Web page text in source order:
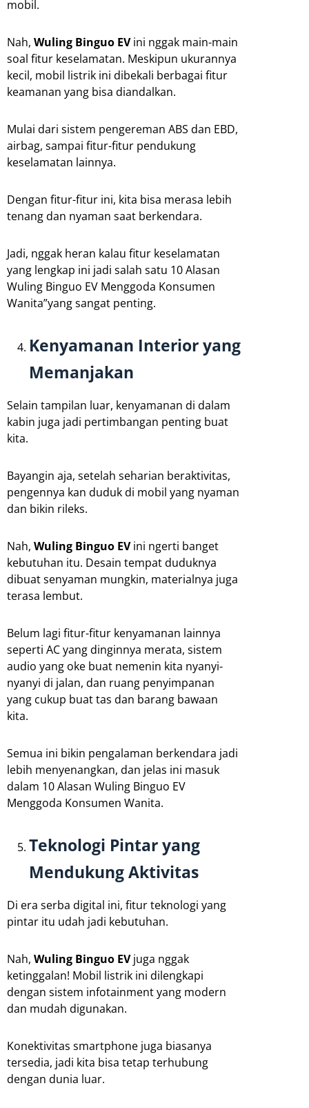
mobil.
Nah, Wuling Binguo EVini nggak main-main
soal fitur keselamatan. Meskipun ukurannya
kecil, mobil listrik ini dibekali berbagai fitur
keamanan yang bisa diandalkan.
Mulai dari sistem pengereman ABS dan EBD,
airbag, sampai fitur-fitur pendukung
keselamatan lainnya.
Dengan fitur-fitur ini, kita bisa merasa lebih
tenang dan nyaman saat berkendara.
Jadi, nggak heran kalau fitur keselamatan
yang lengkap ini jadi salah satu 10 Alasan
Wuling Binguo EV Menggoda Konsumen
Wanita”yang sangat penting.
Kenyamanan Interior yang
Memanjakan
Selain tampilan luar, kenyamanan di dalam
kabin juga jadi pertimbangan penting buat
kita.
Bayangin aja, setelah seharian beraktivitas,
pengennya kan duduk di mobil yang nyaman
dan bikin rileks.
Nah, Wuling Binguo EVini ngerti banget
kebutuhan itu. Desain tempat duduknya
dibuat senyaman mungkin, materialnya juga
terasa lembut.
Belum lagi fitur-fitur kenyamanan lainnya
seperti AC yang dinginnya merata, sistem
audio yang oke buat nemenin kita nyanyi-
nyanyi di jalan, dan ruang penyimpanan
yang cukup buat tas dan barang bawaan
kita.
Semua ini bikin pengalaman berkendara jadi
lebih menyenangkan, dan jelas ini masuk
dalam 10 Alasan Wuling Binguo EV
Menggoda Konsumen Wanita.
Teknologi Pintar yang
Mendukung Aktivitas
Di era serba digital ini, fitur teknologi yang
pintar itu udah jadi kebutuhan.
Nah, Wuling Binguo EVjuga nggak
ketinggalan! Mobil listrik ini dilengkapi
dengan sistem infotainment yang modern
dan mudah digunakan.
Konektivitas smartphone juga biasanya
tersedia, jadi kita bisa tetap terhubung
dengan dunia luar.